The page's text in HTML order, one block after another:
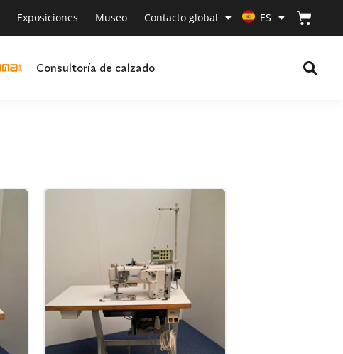
Exposiciones Museo Contacto global ES
Consultoría de calzado